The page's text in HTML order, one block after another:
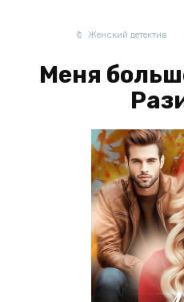
Женский детектив
Меня